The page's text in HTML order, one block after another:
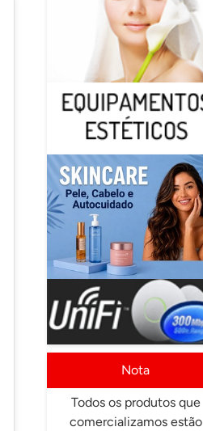
Nota
Todos os produtos que
comercializamos estão